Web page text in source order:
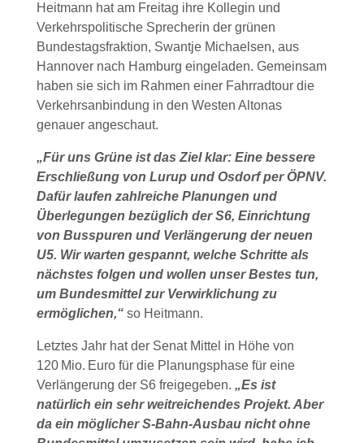
Heitmann hat am Freitag ihre Kollegin und
Verkehrspolitische Sprecherin der grünen
Bundestagsfraktion, Swantje Michaelsen, aus
Hannover nach Hamburg eingeladen. Gemeinsam
haben sie sich im Rahmen einer Fahrradtour die
Verkehrsanbindung in den Westen Altonas
genauer angeschaut.
„Für uns Grüne ist das Ziel klar: Eine bessere
Erschließung von Lurup und Osdorf per ÖPNV.
Dafür laufen zahlreiche Planungen und
Überlegungen bezüglich der S6, Einrichtung
von Busspuren und Verlängerung der neuen
U5. Wir warten gespannt, welche Schritte als
nächstes folgen und wollen unser Bestes tun,
um Bundesmittel zur Verwirklichung zu
ermöglichen,“ so Heitmann.
Letztes Jahr hat der Senat Mittel in Höhe von
120 Mio. Euro für die Planungsphase für eine
Verlängerung der S6 freigegeben. „Es ist
natürlich ein sehr weitreichendes Projekt. Aber
da ein möglicher S-Bahn-Ausbau nicht ohne